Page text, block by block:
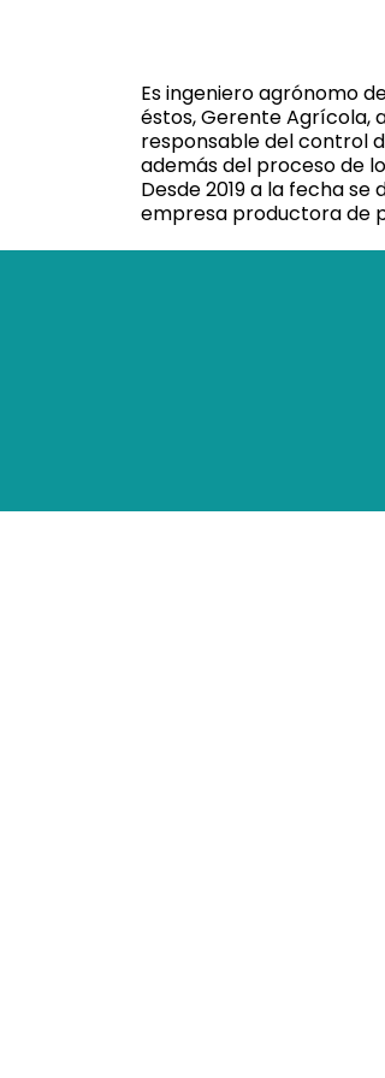
Es ingeniero agrónomo
éstos, Gerente Agrícola,
responsable del control
además del proceso de
Desde 2019 a la fecha
empresa productora de